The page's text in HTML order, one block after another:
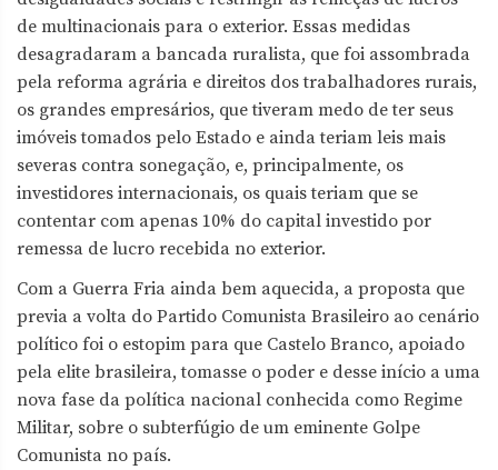
de multinacionais para o exterior. Essas medidas
desagradaram a bancada ruralista, que foi assombrada
pela reforma agrária e direitos dos trabalhadores rurais,
os grandes empresários, que tiveram medo de ter seus
imóveis tomados pelo Estado e ainda teriam leis mais
severas contra sonegação, e, principalmente, os
investidores internacionais, os quais teriam que se
contentar com apenas 10% do capital investido por
remessa de lucro recebida no exterior.
Com a Guerra Fria ainda bem aquecida, a proposta que
previa a volta do Partido Comunista Brasileiro ao cenário
político foi o estopim para que Castelo Branco, apoiado
pela elite brasileira, tomasse o poder e desse início a uma
nova fase da política nacional conhecida como Regime
Militar, sobre o subterfúgio de um eminente Golpe
Comunista no país.